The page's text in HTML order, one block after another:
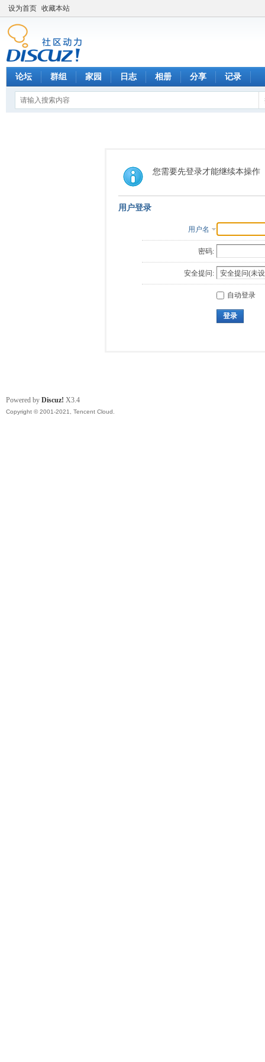
设为首页 收藏本站
论坛 群组 家园 日志 相册 分享 记录
您需要先登录才能继续本操作
用户登录
用户名
密码:
安全提问:
自动登录
登录
Powered by Discuz! X3.4
Copyright © 2001-2021, Tencent Cloud.